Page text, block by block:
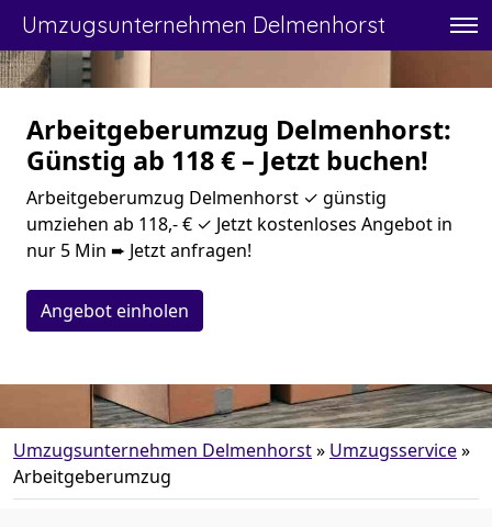
Umzugsunternehmen Delmenhorst
Arbeitgeberumzug Delmenhorst:
Günstig ab 118 € – Jetzt buchen!
Arbeitgeberumzug Delmenhorst ✓ günstig
umziehen ab 118,- € ✓ Jetzt kostenloses Angebot in
nur 5 Min ➨ Jetzt anfragen!
Angebot einholen
Umzugsunternehmen Delmenhorst» Umzugsservice»
Arbeitgeberumzug